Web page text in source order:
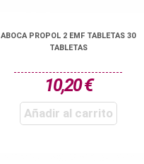
ABOCA PROPOL 2 EMF TABLETAS 30
TABLETAS
10,20 €
Añadir al carrito